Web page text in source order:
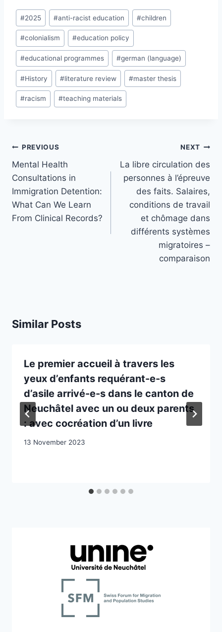
Post
Tags:
#2025 #anti-racist education #children
#colonialism #education policy
#educational programmes #german (language)
#History #literature review #master thesis
#racism #teaching materials
Post
navigation
PREVIOUS
Mental Health
Consultations in
Immigration Detention:
What Can We Learn
From Clinical Records?
NEXT
La libre circulation des
personnes à l’épreuve
des faits. Salaires,
conditions de travail
et chômage dans
différents systèmes
migratoires –
comparaison
Similar Posts
Le premier accueil à travers les
yeux d’enfants requérant-e-s
d’asile arrivé-e-s dans le canton de
Neuchâtel avec un ou deux parents
: avec cocréation d’un livre
13 November 2023